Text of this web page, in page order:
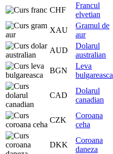
CHF
Francul
elvetian
XAU
Gramul de
aur
AUD
Dolarul
australian
BGN
Leva
bulgareasca
CAD
Dolarul
canadian
CZK
Coroana
ceha
DKK
Coroana
daneza